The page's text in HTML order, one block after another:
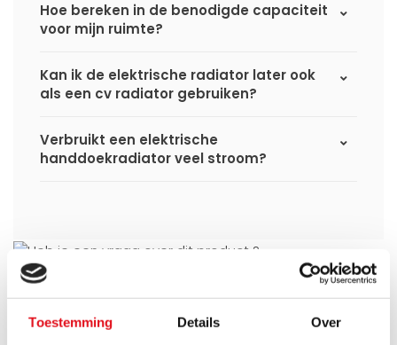
Toestemming Details Over
Hoe bereken in de benodigde capaciteit
voor mijn ruimte?
Kan ik de elektrische radiator later ook
als een cv radiator gebruiken?
Verbruikt een elektrische
handdoekradiator veel stroom?
Heb je een vraag over dit product ?
Simon helpt je graag en kan al je vragen beantwoorden.